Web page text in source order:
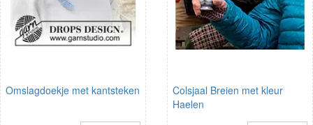
Omslagdoekje met kantsteken
Colsjaal Breien met kleur
Haelen